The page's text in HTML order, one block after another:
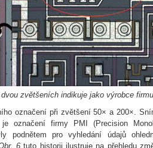
zvětšeních indikuje jako výrobce
označení při zvětšení 50× a 200×.
je označení firmy PMI (Precision
podnětem pro vyhledání údajů
6tuto historii ilustruje na přehledu